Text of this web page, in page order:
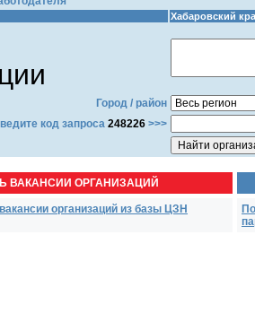
Хабаровский
Город / район
код запроса 248226 >>>
ВАКАНСИИ ОРГАНИЗАЦИЙ
организаций из базы ЦЗН